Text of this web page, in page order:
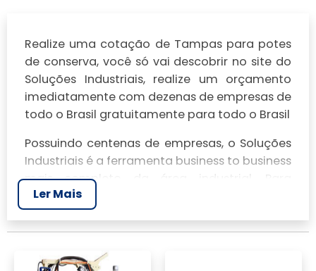
Realize uma cotação de Tampas para potes
de conserva, você só vai descobrir no site do
Soluções Industriais, realize um orçamento
imediatamente com dezenas de empresas de
todo o Brasil gratuitamente para todo o Brasil
Possuindo centenas de empresas, o Soluções
Industriais é a ferramenta business to business
mais completo da área industrial. Para
realizar um orçamento de Tampas para
potes de conserva, clique em um ou mais dos
anuciantes a seguir:
Ler Mais